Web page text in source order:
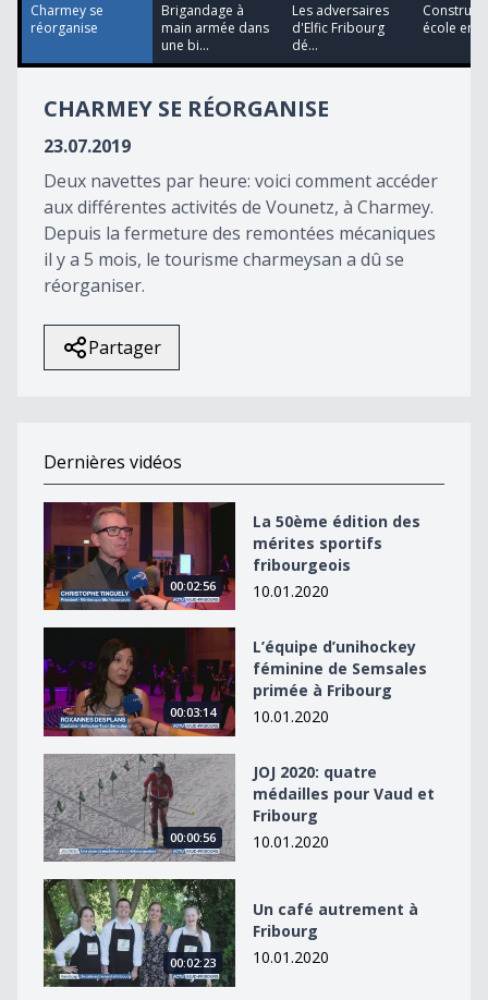
33
seconds
Charmey se
réorganise
Brigandage à
main armée dans
une bi...
Les adversaires
d'Elfic Fribourg
dé...
école en
CHARMEY SE RÉORGANISE
23.07.2019
Deux navettes par heure: voici comment accéder
aux différentes activités de Vounetz, à Charmey.
Depuis la fermeture des remontées mécaniques
il y a 5 mois, le tourisme charmeysan a dû se
réorganiser.
Partager
Dernières vidéos
La 50ème édition des mérites sportifs fribourgeois
00:02:56
La 50ème édition des
mérites sportifs
fribourgeois
10.01.2020
L’équipe d’unihockey féminine de Semsales primée à
00:03:14
L’équipe d’unihockey
féminine de Semsales
primée à Fribourg
10.01.2020
JOJ 2020: quatre médailles pour Vaud et Fribourg
00:00:56
JOJ 2020: quatre
médailles pour Vaud et
Fribourg
10.01.2020
Un café autrement à Fribourg
00:02:23
Un café autrement à
Fribourg
10.01.2020